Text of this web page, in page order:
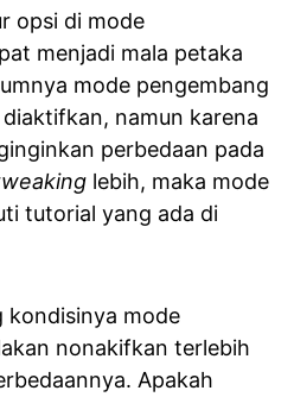
opsi di mode
menjadi mala petaka
mode pengembang
namun karena
perbedaan pada
lebih, maka mode
tutorial yang ada di
kondisinya mode
nonakifkan terlebih
Apakah